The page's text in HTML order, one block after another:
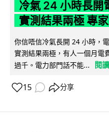
冷氣 24 小時長開
實測結果兩極 專
你信唔信冷氣長開 24 小時，
實測結果兩極，有人一個月電
過千。電力部門話不能...
閱
15 分享